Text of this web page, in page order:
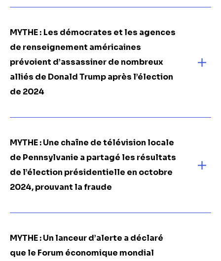
MYTHE : Les démocrates et les agences
de renseignement américaines
prévoient d’assassiner de nombreux
alliés de Donald Trump après l’élection
de 2024
MYTHE :Une chaîne de télévision locale
de Pennsylvanie a partagé les résultats
de l’élection présidentielle en octobre
2024, prouvant la fraude
MYTHE :Un lanceur d’alerte a déclaré
que le Forum économique mondial